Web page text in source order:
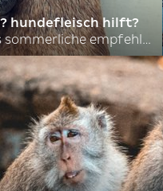
hundefleisch hilft?
nordkoreas sommerliche empfehlungen